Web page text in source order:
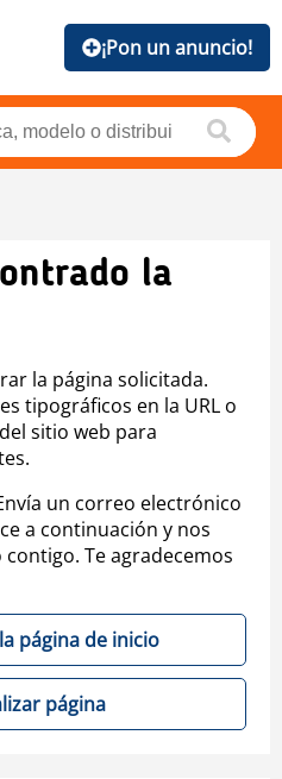
¡Pon un anuncio!
la
la página solicitada.
tipográficos en la URL o
sitio web para
un correo electrónico
a continuación y nos
Te agradecemos
página de inicio
página